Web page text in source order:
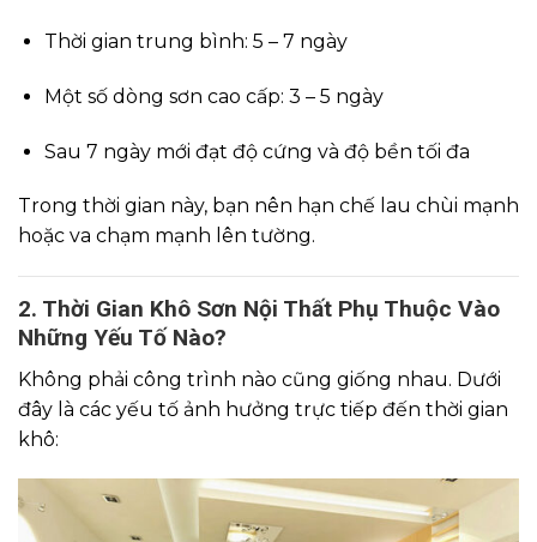
Thời gian trung bình: 5 – 7 ngày
Một số dòng sơn cao cấp: 3 – 5 ngày
Sau 7 ngày mới đạt độ cứng và độ bền tối đa
Trong thời gian này, bạn nên hạn chế lau chùi mạnh
hoặc va chạm mạnh lên tường.
2. Thời Gian Khô Sơn Nội Thất Phụ Thuộc Vào
Những Yếu Tố Nào?
Không phải công trình nào cũng giống nhau. Dưới
đây là các yếu tố ảnh hưởng trực tiếp đến thời gian
khô: